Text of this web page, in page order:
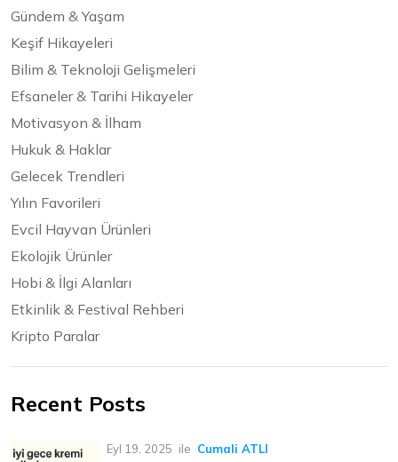
Gündem & Yaşam
Keşif Hikayeleri
Bilim & Teknoloji Gelişmeleri
Efsaneler & Tarihi Hikayeler
Motivasyon & İlham
Hukuk & Haklar
Gelecek Trendleri
Yılın Favorileri
Evcil Hayvan Ürünleri
Ekolojik Ürünler
Hobi & İlgi Alanları
Etkinlik & Festival Rehberi
Kripto Paralar
Recent Posts
Eyl 19, 2025 ile Cumali ATLI